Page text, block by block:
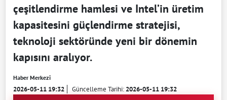
çeşitlendirme hamlesi ve Intel’in üretim
kapasitesini güçlendirme stratejisi,
teknoloji sektöründe yeni bir dönemin
kapısını aralıyor.
Haber Merkezi
2026-05-11 19:32 Güncelleme Tarihi:2026-05-11 19:32